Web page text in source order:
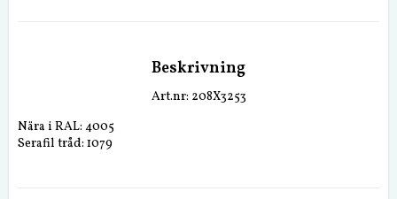
Beskrivning
Art.nr: 208X3253
Nära i RAL: 4005
Serafil tråd: 1079